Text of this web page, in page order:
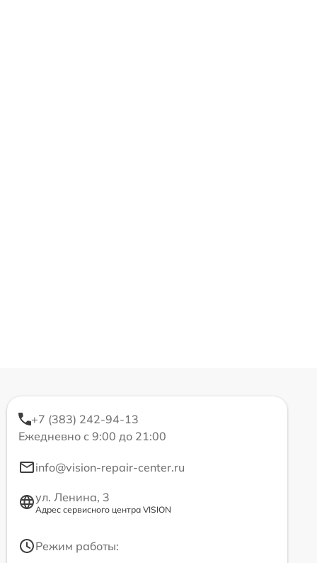
+7 (383) 242-94-13
Ежедневно с 9:00 до 21:00
info@vision-repair-center.ru
ул. Ленина, 3
Адрес сервисного центра VISION
Режим работы: